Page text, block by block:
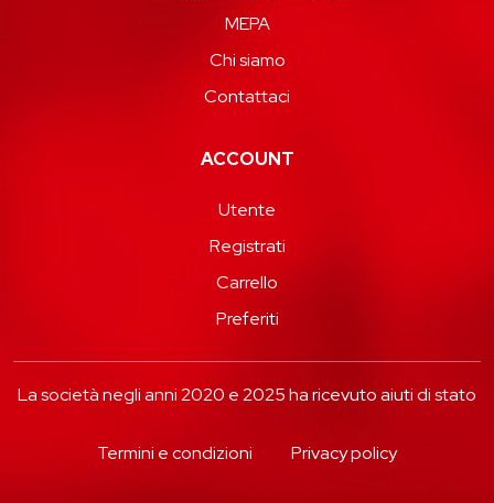
MEPA
Chi siamo
Contattaci
ACCOUNT
Utente
Registrati
Carrello
Preferiti
La società negli anni 2020 e 2025 ha ricevuto aiuti di stato
Termini e condizioni Privacy policy